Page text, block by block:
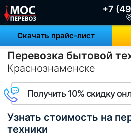
+7
Скачать прайс-лист
Перевозка бытовой
Краснознаменске
Получить 10% скидку
Узнать стоимость на
техники